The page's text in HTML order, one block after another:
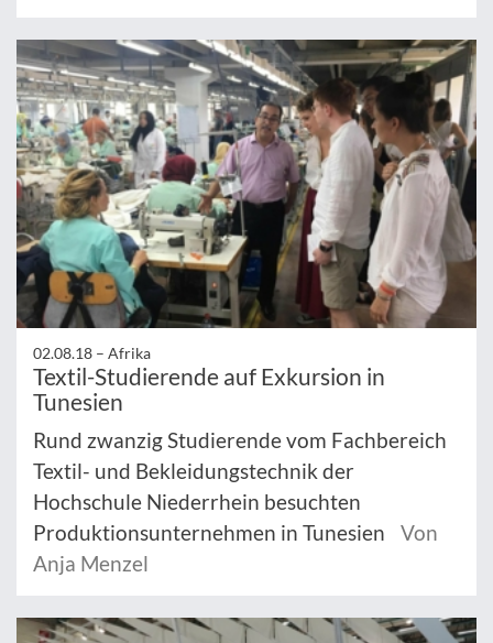
02.08.18 – Afrika
Textil-Studierende auf Exkursion in
Tunesien
Rund zwanzig Studierende vom Fachbereich
Textil- und Bekleidungstechnik der
Hochschule Niederrhein besuchten
Produktionsunternehmen in Tunesien
Von
Anja Menzel